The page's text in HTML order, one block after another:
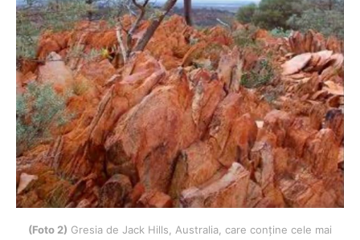
(Foto 2) Gresia de Jack Hills, Australia, care conține cele mai